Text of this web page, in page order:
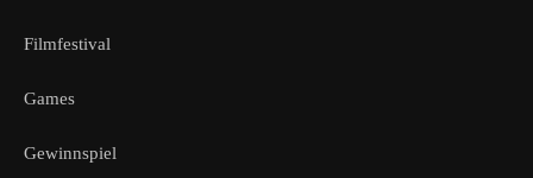
Filmfestival
Games
Gewinnspiel